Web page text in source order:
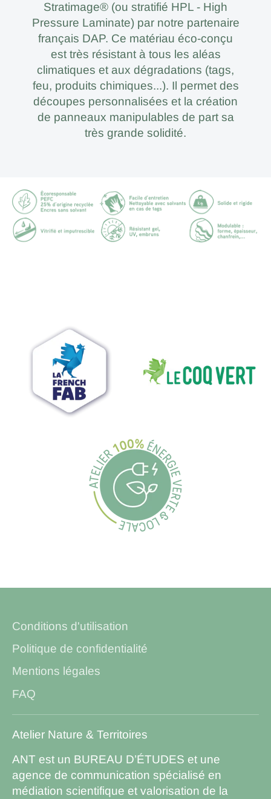
Stratimage® (ou stratifié HPL - High
Pressure Laminate) par notre partenaire
français DAP. Ce matériau éco-conçu
est très résistant à tous les aléas
climatiques et aux dégradations (tags,
feu, produits chimiques...). Il permet des
découpes personnalisées et la création
de panneaux manipulables de part sa
très grande solidité.
Conditions d'utilisation
Politique de confidentialité
Mentions légales
FAQ
Atelier Nature & Territoires
ANT est un BUREAU D’ÉTUDES et une
agence de communication spécialisé en
médiation scientifique et valorisation de la